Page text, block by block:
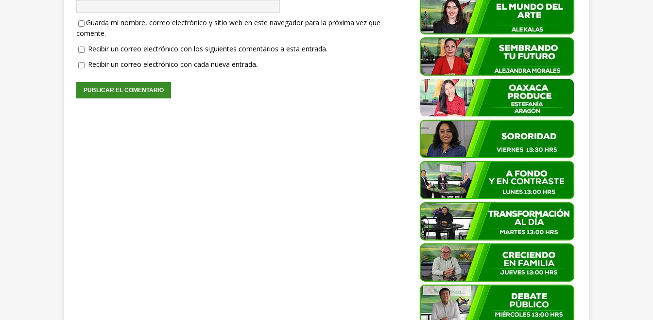
Guarda mi nombre, correo electrónico y sitio web en este navegador para la próxima vez que
comente.
Recibir un correo electrónico con los siguientes comentarios a esta entrada.
Recibir un correo electrónico con cada nueva entrada.